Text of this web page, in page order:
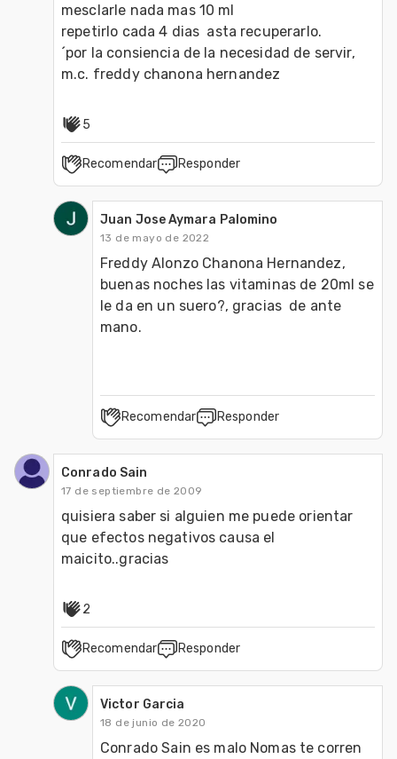
mesclarle nada mas 10 ml
repetirlo cada 4 dias  asta recuperarlo.
´por la consiencia de la necesidad de servir,
m.c. freddy chanona hernandez
5
Recomendar Responder
Juan Jose Aymara Palomino
13 de mayo de 2022
Freddy Alonzo Chanona Hernandez,
buenas noches las vitaminas de 20ml se
le da en un suero?, gracias  de ante
mano.
Recomendar Responder
Conrado Sain
17 de septiembre de 2009
quisiera saber si alguien me puede orientar
que efectos negativos causa el
maicito..gracias
2
Recomendar Responder
Victor Garcia
18 de junio de 2020
Conrado Sain es malo Nomas te corren